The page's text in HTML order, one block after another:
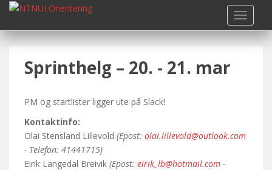
i
Sprinthelg – 20. - 21. mar
PM og startlister ligger ute på Slack!
Kontaktinfo:
Olai Stensland Lillevold (Epost: olai.lillevold@outlook.com
- Telefon: 41441715)
Eirik Langedal Breivik (Epost: eirik_lb@hotmail.com -